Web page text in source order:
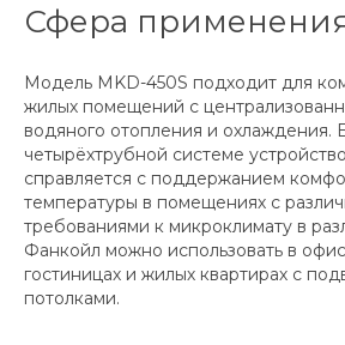
Сфера
Модель MKD-450S подходит для
жилых помещений с
водяного отопления и охлаждения.
четырёхтрубной системе
справляется с поддержанием
температуры в помещениях с
требованиями к микроклимату в
Фанкойл можно использовать в
гостиницах и жилых квартирах с
потолками.